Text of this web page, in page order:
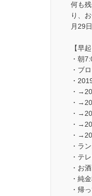
何も
り、
月29
【早
・朝
・ブ
・
・
・
・
・
・
・ラ
・テ
・お
・純
・帰